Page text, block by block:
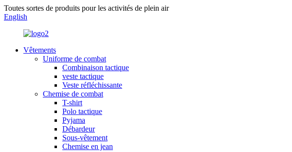
Toutes sortes de produits pour les activités de plein air
English
Vêtements
Uniforme de combat
Combinaison tactique
veste tactique
Veste réfléchissante
Chemise de combat
T-shirt
Polo tactique
Pyjama
Débardeur
Sous-vêtement
Chemise en jean